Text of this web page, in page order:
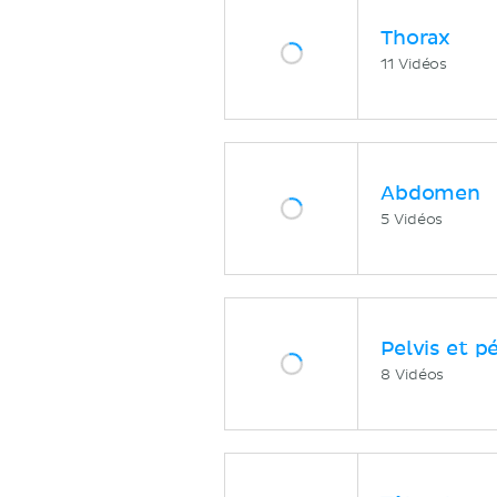
Thorax
11 Vidéos
Abdomen
5 Vidéos
Pelvis et
8 Vidéos